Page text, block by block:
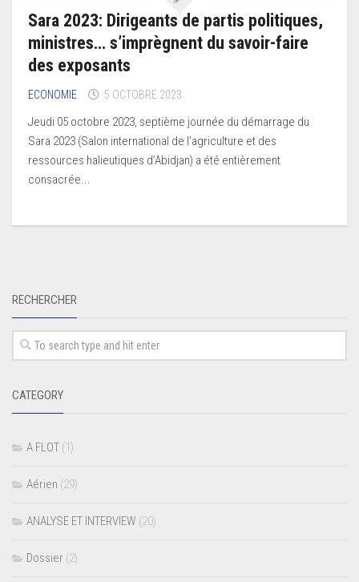
Sara 2023: Dirigeants de partis politiques,
ministres… s’imprègnent du savoir-faire
des exposants
ECONOMIE 5 OCTOBRE 2023
Jeudi 05 octobre 2023, septième journée du démarrage du
Sara 2023 (Salon international de l’agriculture et des
ressources halieutiques d’Abidjan) a été entièrement
consacrée...
RECHERCHER
CATEGORY
A FLOT (1)
Aérien (29)
ANALYSE ET INTERVIEW (20)
Dossier (2)